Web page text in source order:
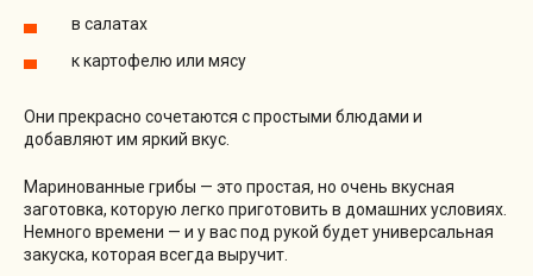
в салатах
к картофелю или мясу
Они прекрасно сочетаются с простыми блюдами и
добавляют им яркий вкус.
Маринованные грибы — это простая, но очень вкусная
заготовка, которую легко приготовить в домашних условиях.
Немного времени — и у вас под рукой будет универсальная
закуска, которая всегда выручит.